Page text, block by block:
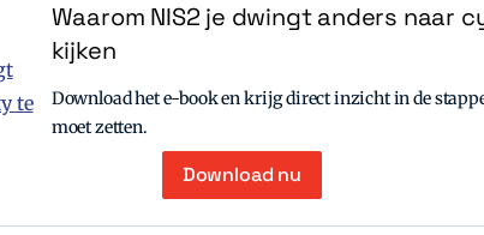
Waarom NIS2 je dwingt anders naar
kijken
Download het e-book en krijg direct inzicht in de
moet zetten.
Download nu